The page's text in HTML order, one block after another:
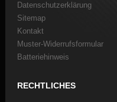
Datenschutzerklärung
Sitemap
Kontakt
Muster-Widerrufsformular
Batteriehinweis
RECHTLICHES